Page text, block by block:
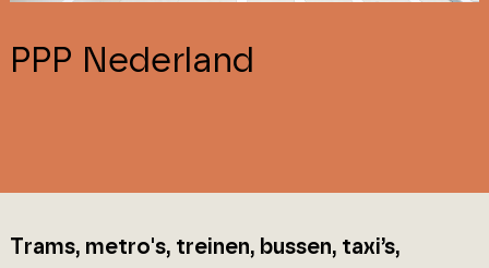
PPP Nederland
Trams, metro's, treinen, bussen, taxi’s,